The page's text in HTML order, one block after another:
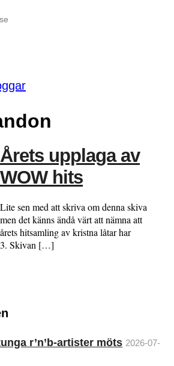
Årets upplaga av
WOW hits
Lite sen med att skriva om denna skiva
men det känns ändå värt att nämna att
årets hitsamling av kristna låtar har
Skivan […]
r’n’b-artister möts 2026-07-